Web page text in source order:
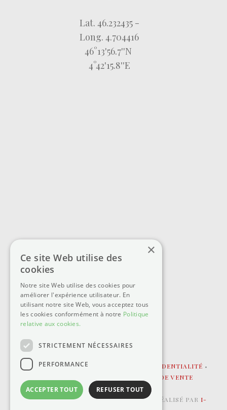
Lat. 46.232435 -
Long. 4.704416
46°13'56.7''N
4°42'15.8''E
MENTIONS LÉGALE• POLITIQUE DE CONFIDENTIALITÉ •
CONDITIONS GÉNÉRALES DE VENTE
©2025 - CHÂTEAU DES JANROUX • SITE RÉALISÉ PAR I-
×
Ce site Web utilise des
cookies
Notre site Web utilise des cookies pour
améliorer l'expérience utilisateur. En
utilisant notre site Web, vous acceptez tous
les cookies conformément à notre Politique
relative aux cookies.
STRICTEMENT NÉCESSAIRES
PERFORMANCE
ACCEPTER TOUT REFUSER TOUT